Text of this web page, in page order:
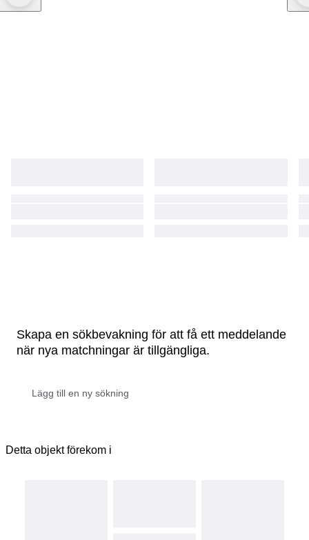
Skapa en sökbevakning för att få ett meddelande
när nya matchningar är tillgängliga.
Detta objekt förekom i